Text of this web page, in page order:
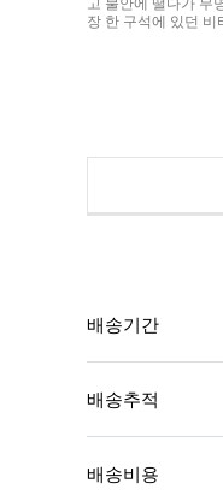
장 한 구석에 있던
배송기간
배송추적
배송비용